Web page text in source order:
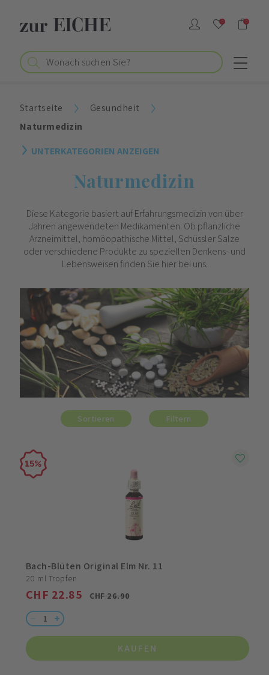
0 0
Startseite
Gesundheit
Naturmedizin
UNTERKATEGORIEN ANZEIGEN
Naturmedizin
Diese Kategorie basiert auf Erfahrungsmedizin von über
Jahren angewendeten Medikamenten. Ob pflanzliche
Arzneimittel, homöopathische Mittel, Schüssler Salze
oder verschiedene Produkte zu speziellen Denkens- und
Lebensweisen finden Sie hier bei uns.
Sortieren Filtern
15
Bach-Blüten Original Elm Nr. 11
20 ml Tropfen
CHF 26.90
CHF 22.85
KAUFEN